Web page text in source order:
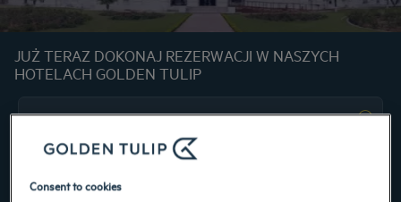
JUŻ TERAZ DOKONAJ REZERWACJI W NASZYCH
HOTELACH GOLDEN TULIP
Consent to cookies